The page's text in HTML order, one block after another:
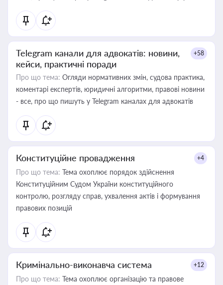
Telegram канали для адвокатів: новини,
кейси, практичні поради
+58
Про що тема: Огляди нормативних змін, судова практика,
коментарі експертів, юридичні алгоритми, правові новини
- все, про що пишуть у Telegram каналах для адвокатів
Конституційне провадження +4
Про що тема: Тема охоплює порядок здійснення
Конституційним Судом України конституційного
контролю, розгляду справ, ухвалення актів і формування
правових позицій
Кримінально-виконавча система +12
Про що тема: Тема охоплює організацію та правове